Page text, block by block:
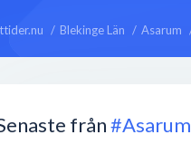
Blekinge Län Asarum
från#Asarum